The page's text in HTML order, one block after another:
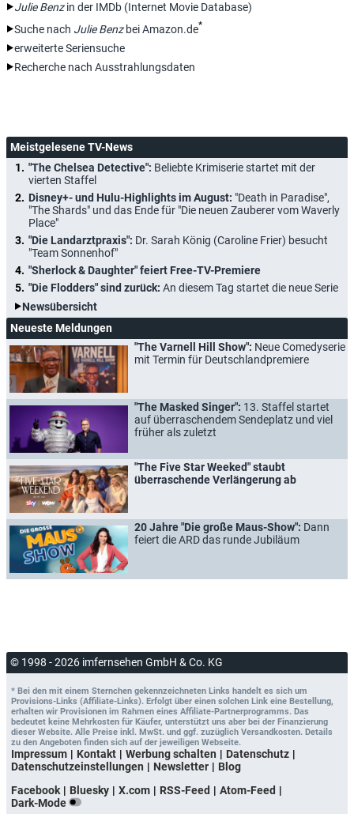
Julie Benzin der IMDb (Internet Movie Database)
Suche nach Julie Benzbei Amazon.de*
erweiterte Seriensuche
Recherche nach Ausstrahlungsdaten
Meistgelesene TV-News
"The Chelsea Detective": Beliebte Krimiserie startet mit der
vierten Staffel
Disney+- und Hulu-Highlights im August: "Death in Paradise",
"The Shards" und das Ende für "Die neuen Zauberer vom Waverly
Place"
"Die Landarztpraxis": Dr. Sarah König (Caroline Frier) besucht
"Team Sonnenhof"
"Sherlock & Daughter" feiert Free-TV-Premiere
"Die Flodders" sind zurück: An diesem Tag startet die neue Serie
Newsübersicht
Neueste Meldungen
"The Varnell Hill Show": Neue Comedyserie
mit Termin für Deutschlandpremiere
"The Masked Singer": 13. Staffel startet
auf überraschendem Sendeplatz und viel
früher als zuletzt
"The Five Star Weeked" staubt
überraschende Verlängerung ab
20 Jahre "Die große Maus-Show": Dann
feiert die ARD das runde Jubiläum
© 1998 - 2026 imfernsehen GmbH & Co. KG
* Bei den mit einem Sternchen gekennzeichneten Links handelt es sich um
Provisions-Links (Affiliate-Links). Erfolgt über einen solchen Link eine Bestellung,
erhalten wir Provisionen im Rahmen eines Affiliate-Partnerprogramms. Das
bedeutet keine Mehrkosten für Käufer, unterstützt uns aber bei der Finanzierung
dieser Website. Alle Preise inkl. MwSt. und ggf. zuzüglich Versandkosten. Details
zu den Angeboten finden sich auf der jeweiligen Webseite.
Impressum Kontakt Werbung schalten
Datenschutz
Datenschutzeinstellungen
Newsletter
Blog
Facebook
Bluesky X.com RSS-Feed
Atom-Feed
Dark-Mode